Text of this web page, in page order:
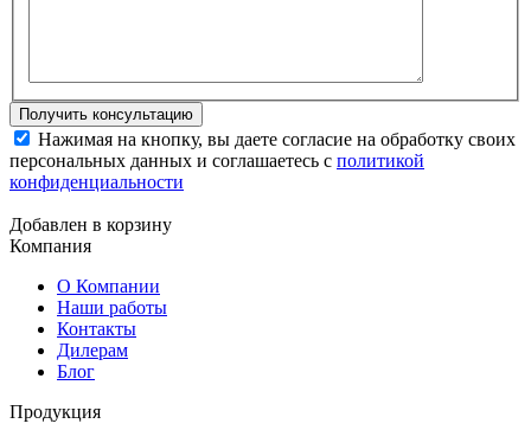
Нажимая на кнопку, вы даете согласие на обработку своих
персональных данных и соглашаетесь с политикой
конфиденциальности
Добавлен в корзину
Компания
О Компании
Наши работы
Контакты
Дилерам
Блог
Продукция